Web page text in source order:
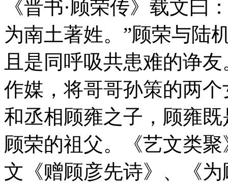
《晋书·顾荣传》载文曰
为南土著姓。”顾荣与陆
且是同呼吸共患难的诤
作媒，将哥哥孙策的两
和丞相顾雍之子，顾雍
顾荣的祖父。《艺文类
文《赠顾彦先诗》、《